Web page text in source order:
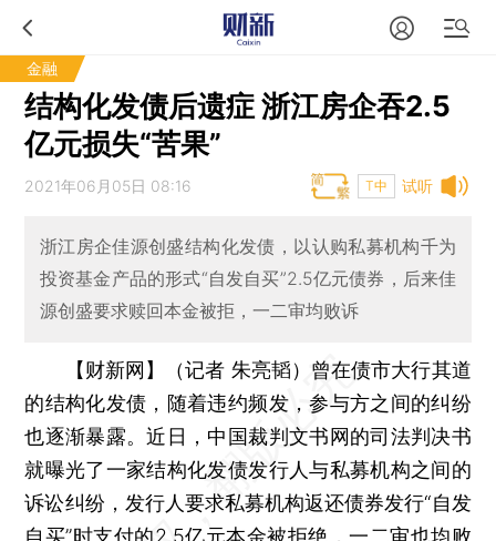
金融
结构化发债后遗症 浙江房企吞2.5
亿元损失“苦果”
试听
2021年06月05日 08:16 T中
浙江房企佳源创盛结构化发债，以认购私募机构千为
投资基金产品的形式“自发自买”2.5亿元债券，后来佳
源创盛要求赎回本金被拒，一二审均败诉
【财新网】（记者 朱亮韬） 曾在债市大行其道
的结构化发债，随着违约频发，参与方之间的纠纷
也逐渐暴露。近日，中国裁判文书网的司法判决书
就曝光了一家结构化发债发行人与私募机构之间的
诉讼纠纷，发行人要求私募机构返还债券发行“自发
自买”时支付的2.5亿元本金被拒绝，一二审也均败